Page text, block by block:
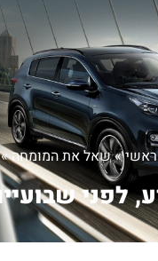
ראשי»שאל את המומחה»